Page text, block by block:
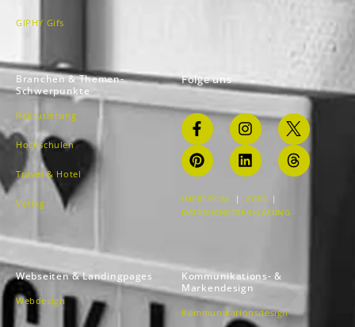
GIPHY Gifs
Branchen & Themen-
Schwerpunkte
Rekrutierung
Hochschulen
Travel & Hotel
Verlag
Folge uns
IMPRESSUM | AGBS |
DATENSCHUTZERKLÄRUNG
Webseiten & Landingpages
Webdesign
Kommunikations- &
Markendesign
Kommunikationsdesign